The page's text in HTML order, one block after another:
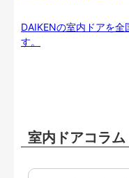
DAIKENの室内ドアを
す。
室内ドアコラム